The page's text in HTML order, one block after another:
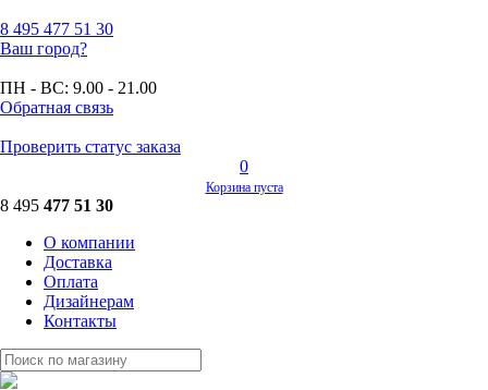
8 495 477 51 30
Ваш город?
ПН - ВС: 9.00 - 21.00
Обратная связь
Проверить статус заказа
0
Корзина пуста
8 495 477 51 30
О компании
Доставка
Оплата
Дизайнерам
Контакты